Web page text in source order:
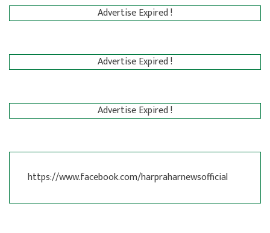
Advertise Expired !
Advertise Expired !
Advertise Expired !
https://www.facebook.com/harpraharnewsofficial